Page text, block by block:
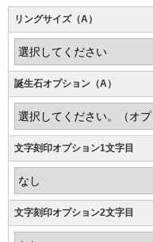
リングサイズ（A）
誕生石オプション（A）
文字刻印オプション1文字目
文字刻印オプション2文字目